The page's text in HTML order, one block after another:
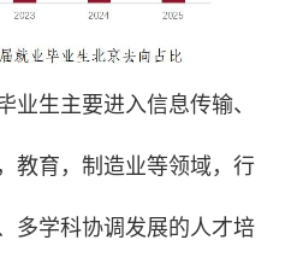
业生主要进入信息传输、
教育，制造业等领域，行
多学科协调发展的人才培